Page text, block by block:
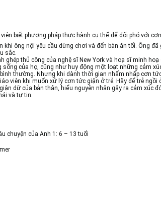
biết phương pháp thực hành cụ thể để đối phó với
ông nội yêu cầu dừng chơi và đến bàn ăn tối. Ông
sắc.
thủ công của nghệ sĩ New York và hoạ sĩ minh
của họ, cũng như huy động một loạt những cảm
thường. Nhưng khi dành thời gian nhấm nhấp cơn
viên khi muốn xử lý cơn tức giận ở trẻ. Hãy để trẻ
dữ của bản thân, hiểu nguyên nhân gây ra cảm
và tự tin.
chuyện của Anh 1: 6 – 13 tuổi